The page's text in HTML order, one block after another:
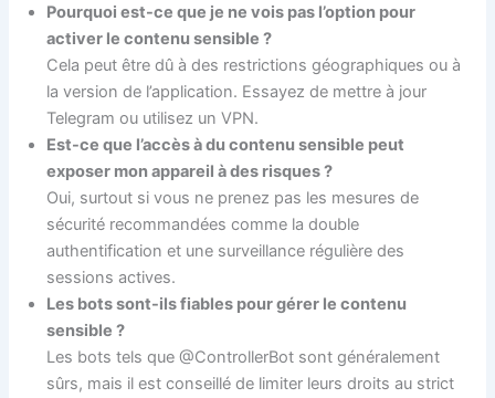
Pourquoi est-ce que je ne vois pas l’option pour
activer le contenu sensible ?
Cela peut être dû à des restrictions géographiques ou à
la version de l’application. Essayez de mettre à jour
Telegram ou utilisez un VPN.
Est-ce que l’accès à du contenu sensible peut
exposer mon appareil à des risques ?
Oui, surtout si vous ne prenez pas les mesures de
sécurité recommandées comme la double
authentification et une surveillance régulière des
sessions actives.
Les bots sont-ils fiables pour gérer le contenu
sensible ?
Les bots tels que @ControllerBot sont généralement
sûrs, mais il est conseillé de limiter leurs droits au strict